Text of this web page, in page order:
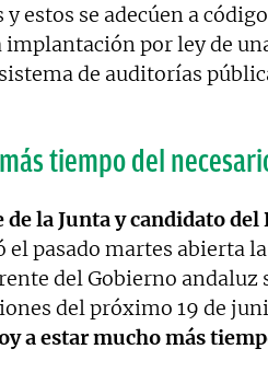
y estos se adecúen a
implantación por ley de
de auditorías
tiempo del
la Junta y candidato
el pasado martes abierta
del Gobierno andaluz
del próximo 19 de
a estar mucho más